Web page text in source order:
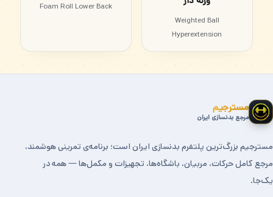
Weighted Ball
Hyperextension
Foam Roll Lower Back
مسترجیم
مرجع بدنسازی ایران
مسترجیم بزرگ‌ترین پلتفرم بدنسازی ایران است؛ برنامه‌ی تمرینی هوشمند،
مرجع کامل حرکات، مربیان، باشگاه‌ها، تجهیزات و مکمل‌ها — همه در
یک‌جا.